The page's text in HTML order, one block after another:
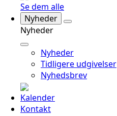
Se dem alle
Nyheder
Nyheder
Nyheder
Tidligere udgivelser
Nyhedsbrev
Kalender
Kontakt